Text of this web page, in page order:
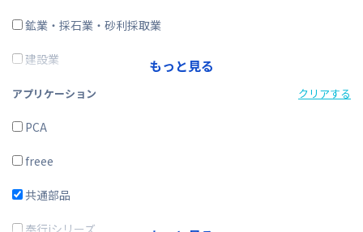
在庫購買
その他
鉱業・採石業・砂利採取業
建設業
製造業
電気・ガス・熱供給・水道業
情報通信業
運輸業、郵便業
卸売業、小売業
もっと見る
アプリケーション クリアする
PCA
freee
共通部品
奉行iシリーズ